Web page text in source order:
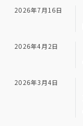
2026年7月16日
2026年4月2日
2026年3月4日